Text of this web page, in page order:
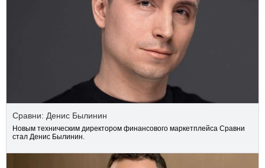
Сравни: Денис Былинин
Новым техническим директором финансового маркетплейса Сравни
стал Денис Былинин.